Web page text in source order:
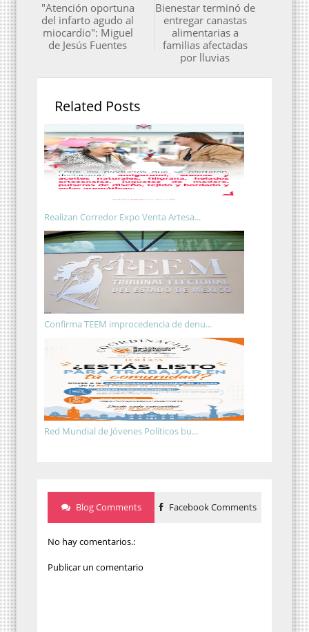
Bienestar terminó de
entregar canastas
alimentarias a
familias afectadas
por lluvias
"Atención oportuna
del infarto agudo al
miocardio": Miguel
de Jesús Fuentes
Related Posts
Realizan Corredor Expo Venta Artesa...
Confirma TEEM improcedencia de denu...
Red Mundial de Jóvenes Políticos bu...
Blog Comments Facebook Comments
No hay comentarios.:
Publicar un comentario